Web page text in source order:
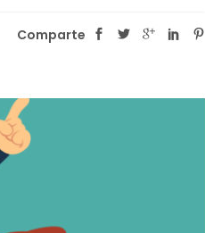
Comparte